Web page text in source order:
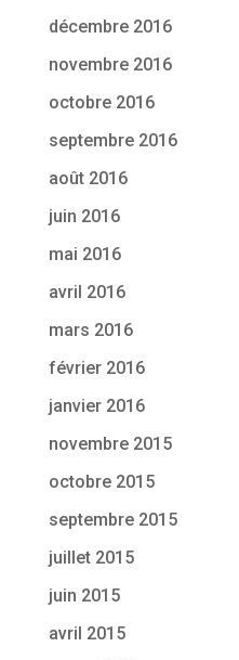
décembre 2016
novembre 2016
octobre 2016
septembre 2016
août 2016
juin 2016
mai 2016
avril 2016
mars 2016
février 2016
janvier 2016
novembre 2015
octobre 2015
septembre 2015
juillet 2015
juin 2015
avril 2015